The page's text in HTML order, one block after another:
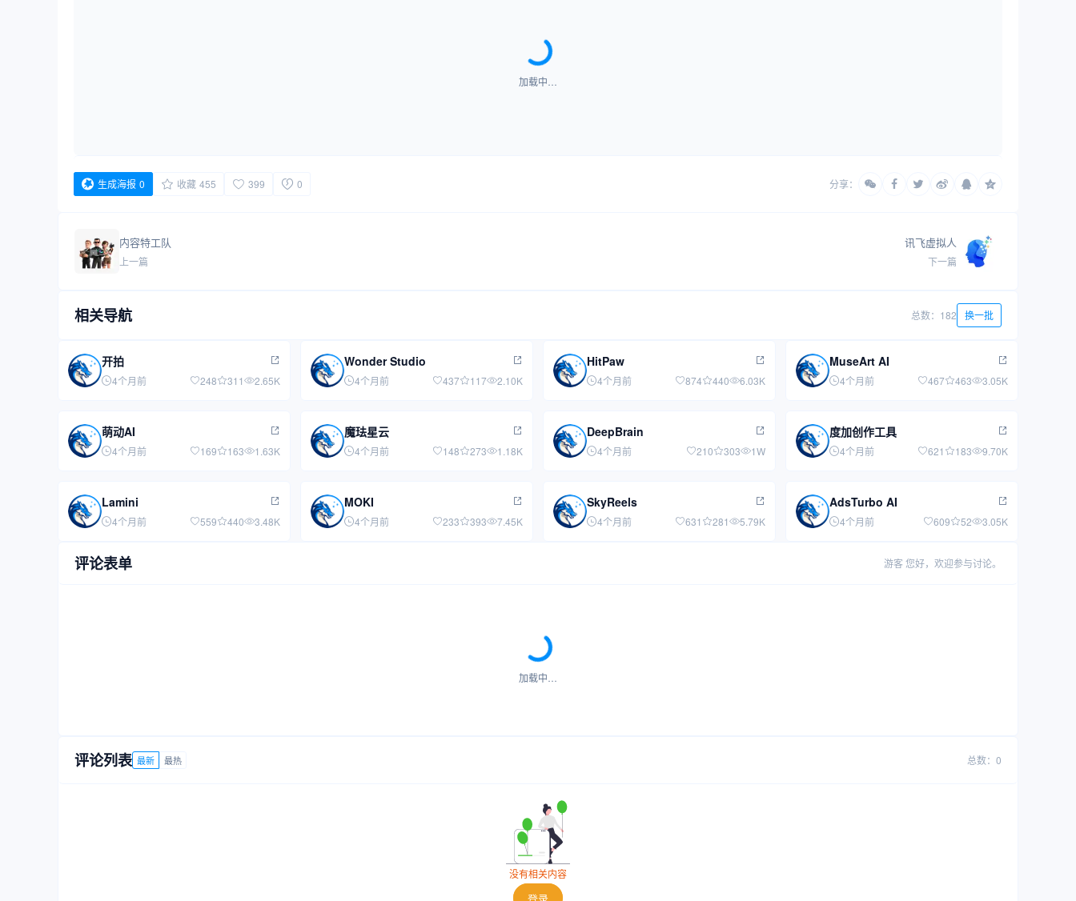
加载中…
生成海报 0 收藏 455 399 0 分享：
内容特工队
上一篇
讯飞虚拟人
下一篇
相关导航 总数：182 换一批
开拍
4个月前 248 311 2.65K
Wonder Studio
4个月前 437 117 2.10K
HitPaw
4个月前 874 440 6.03K
MuseArt AI
4个月前 467 463 3.05K
萌动AI
4个月前 169 163 1.63K
魔珐星云
4个月前 148 273 1.18K
DeepBrain
4个月前 210 303 1W
度加创作工具
4个月前 621 183 9.70K
Lamini
4个月前 559 440 3.48K
MOKI
4个月前 233 393 7.45K
SkyReels
4个月前 631 281 5.79K
AdsTurbo AI
4个月前 609 52 3.05K
评论表单 游客 您好，欢迎参与讨论。
加载中…
评论列表 最新 最热 总数：0
没有相关内容
登录